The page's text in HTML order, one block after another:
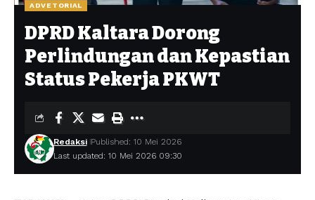
ADVETORIAL
DPRD Kaltara Dorong
Perlindungan dan Kepastian
Status Pekerja PKWT
Last updated: 10 Mei 2026 09:30
Redaksi Published: 10 Mei 2026